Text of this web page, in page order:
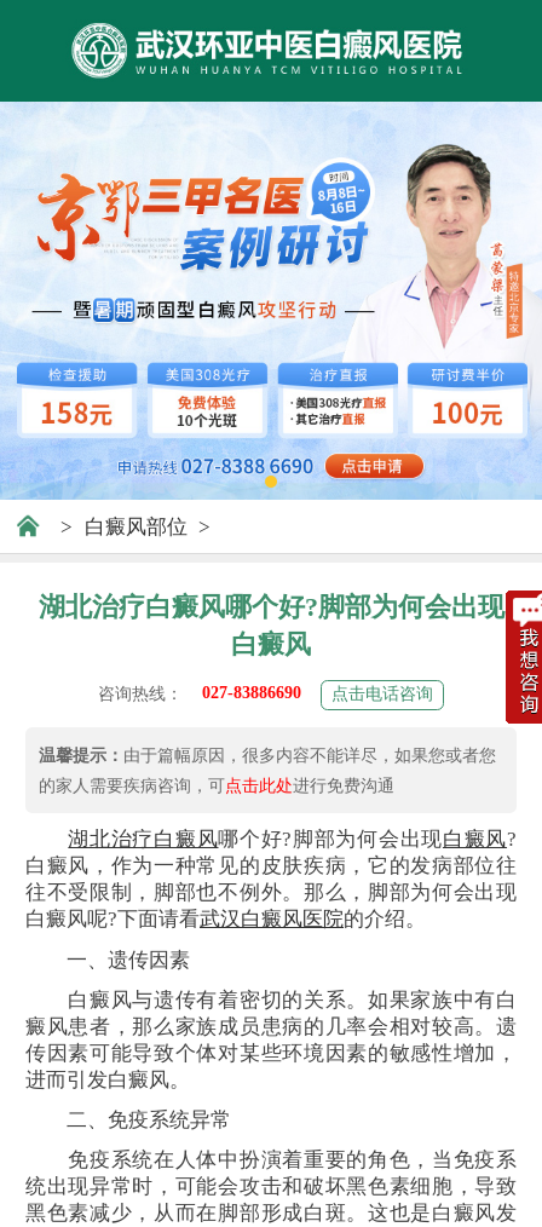
> 白癜风部位 >
湖北治疗白癜风哪个好?脚部为何会出现
白癜风
咨询热线： 027-83886690 点击电话咨询
温馨提示： 由于篇幅原因，很多内容不能详尽，如果您或者您
的家人需要疾病咨询，可点击此处进行免费沟通
湖北治疗白癜风哪个好?脚部为何会出现白癜风?
白癜风，作为一种常见的皮肤疾病，它的发病部位往
往不受限制，脚部也不例外。那么，脚部为何会出现
白癜风呢?下面请看武汉白癜风医院的介绍。
一、遗传因素
白癜风与遗传有着密切的关系。如果家族中有白
癜风患者，那么家族成员患病的几率会相对较高。遗
传因素可能导致个体对某些环境因素的敏感性增加，
进而引发白癜风。
二、免疫系统异常
免疫系统在人体中扮演着重要的角色，当免疫系
统出现异常时，可能会攻击和破坏黑色素细胞，导致
黑色素减少，从而在脚部形成白斑。这也是白癜风发